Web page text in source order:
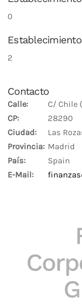
0
2
Contacto
Calle:
C/ Chile
CP:
28290
Ciudad:
Las
Provincia: Madrid
País:
Spain
E-Mail: